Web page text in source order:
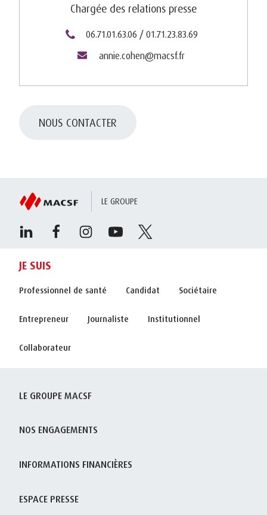
Chargée des relations presse
06.71.01.63.06 / 01.71.23.83.69
annie.cohen@macsf.fr
NOUS CONTACTER
LE GROUPE
JE SUIS
Professionnel de santé Candidat Sociétaire
Entrepreneur Journaliste Institutionnel
Collaborateur
LE GROUPE MACSF
NOS ENGAGEMENTS
INFORMATIONS FINANCIÈRES
ESPACE PRESSE